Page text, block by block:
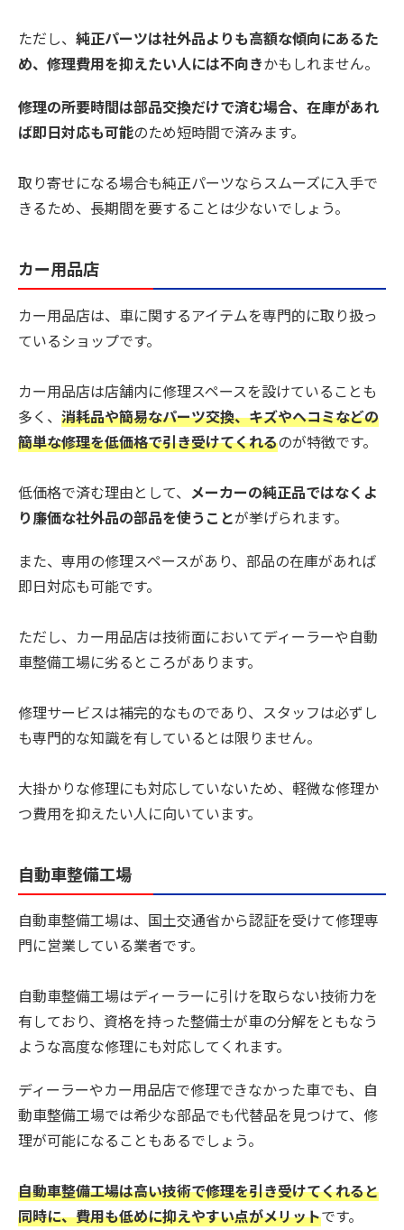
ただし、 純正パーツは社外品よりも高額な傾向にあるた
め、修理費用を抑えたい人には不向きかもしれません。
修理の所要時間は部品交換だけで済む場合、在庫があれ
ば即日対応も可能のため短時間で済みます。
取り寄せになる場合も純正パーツならスムーズに入手で
きるため、長期間を要することは少ないでしょう。
カー用品店
カー用品店は、車に関するアイテムを専門的に取り扱っ
ているショップです。
カー用品店は店舗内に修理スペースを設けていることも
多く、 消耗品や簡易なパーツ交換、キズやヘコミなどの
簡単な修理を低価格で引き受けてくれるのが特徴です。
低価格で済む理由として、 メーカーの純正品ではなくよ
り廉価な社外品の部品を使うことが挙げられます。
また、専用の修理スペースがあり、部品の在庫があれば
即日対応も可能です。
ただし、 カー用品店は技術面においてディーラーや自動
車整備工場に劣るところがあります。
修理サービスは補完的なものであり、スタッフは必ずし
も専門的な知識を有しているとは限りません。
大掛かりな修理にも対応していないため、軽微な修理か
つ費用を抑えたい人に向いています。
自動車整備工場
自動車整備工場は、国土交通省から認証を受けて修理専
門に営業している業者です。
自動車整備工場はディーラーに引けを取らない技術力を
有しており、資格を持った整備士が車の分解をともなう
ような高度な修理にも対応してくれます。
ディーラーやカー用品店で修理できなかった車でも、自
動車整備工場では希少な部品でも代替品を見つけて、修
理が可能になることもあるでしょう。
自動車整備工場は高い技術で修理を引き受けてくれると
同時に、費用も低めに抑えやすい点がメリットです。